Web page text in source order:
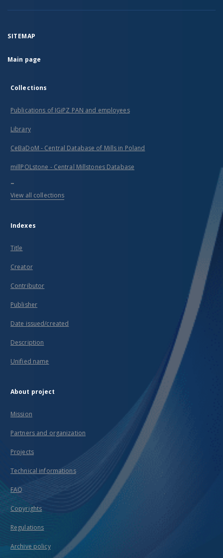
SITEMAP
Main page
Collections
Publications of IGiPZ PAN and employees
Library
CeBaDoM - Central Database of Mills in Poland
millPOLstone - Central Millstones Database
...
View all collections
Indexes
Title
Creator
Contributor
Publisher
Date issued/created
Description
Unified name
About project
Mission
Partners and organization
Projects
Technical informations
FAQ
Copyrights
Regulations
Archive policy